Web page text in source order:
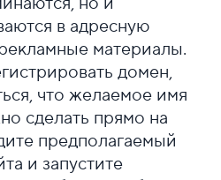
в адресную
материалы.
домен,
что желаемое имя
сделать прямо на
предполагаемый
и запустите